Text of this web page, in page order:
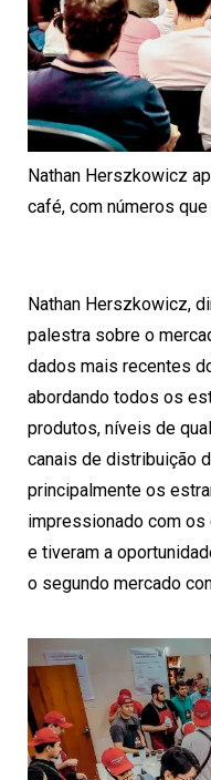
Nathan Herszkowicz
café, com números
Nathan Herszkowicz,
palestra sobre o
dados mais recentes
abordando todos os
produtos, níveis de
canais de distribuição
principalmente os
impressionado com os
e tiveram a
o segundo mercado